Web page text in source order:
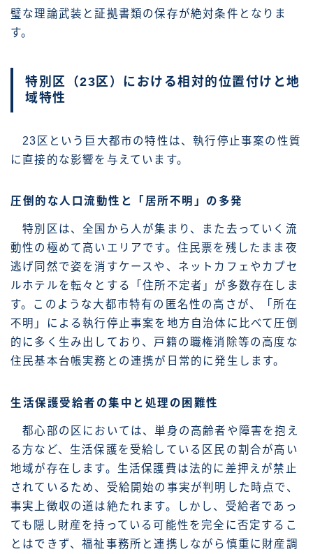
璧な理論武装と証拠書類の保存が絶対条件となりま
す。
特別区（23区）における相対的位置付けと地
域特性
23区という巨大都市の特性は、執行停止事案の性質
に直接的な影響を与えています。
圧倒的な人口流動性と「居所不明」の多発
特別区は、全国から人が集まり、また去っていく流
動性の極めて高いエリアです。住民票を残したまま夜
逃げ同然で姿を消すケースや、ネットカフェやカプセ
ルホテルを転々とする「住所不定者」が多数存在しま
す。このような大都市特有の匿名性の高さが、「所在
不明」による執行停止事案を地方自治体に比べて圧倒
的に多く生み出しており、戸籍の職権消除等の高度な
住民基本台帳実務との連携が日常的に発生します。
生活保護受給者の集中と処理の困難性
都心部の区においては、単身の高齢者や障害を抱え
る方など、生活保護を受給している区民の割合が高い
地域が存在します。生活保護費は法的に差押えが禁止
されているため、受給開始の事実が判明した時点で、
事実上徴収の道は絶たれます。しかし、受給者であっ
ても隠し財産を持っている可能性を完全に否定するこ
とはできず、福祉事務所と連携しながら慎重に財産調